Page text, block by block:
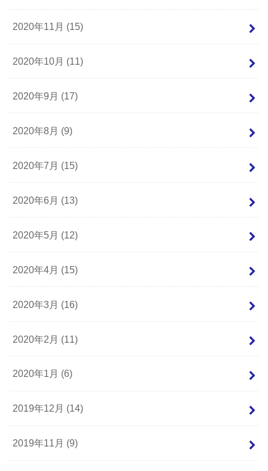
2020年11月 (15)
2020年10月 (11)
2020年9月 (17)
2020年8月 (9)
2020年7月 (15)
2020年6月 (13)
2020年5月 (12)
2020年4月 (15)
2020年3月 (16)
2020年2月 (11)
2020年1月 (6)
2019年12月 (14)
2019年11月 (9)